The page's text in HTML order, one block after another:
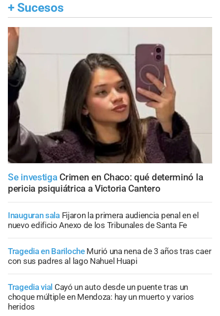
+ Sucesos
Se investiga Crimen en Chaco: qué determinó la
pericia psiquiátrica a Victoria Cantero
Inauguran sala Fijaron la primera audiencia penal en el
nuevo edificio Anexo de los Tribunales de Santa Fe
Tragedia en Bariloche Murió una nena de 3 años tras caer
con sus padres al lago Nahuel Huapi
Tragedia vial Cayó un auto desde un puente tras un
choque múltiple en Mendoza: hay un muerto y varios
heridos